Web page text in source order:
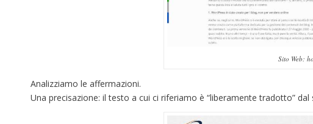
Sito Web:
Analizziamo le affermazioni.
Una precisazione: il testo a cui ci riferiamo è “liberamente tradotto”